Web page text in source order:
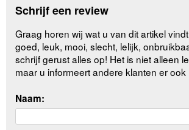
Schrijf een review
Graag horen wij wat u van dit artikel
goed, leuk, mooi, slecht, lelijk,
schrijf gerust alles op! Het is niet alleen
maar u informeert andere klanten er ook
Naam: